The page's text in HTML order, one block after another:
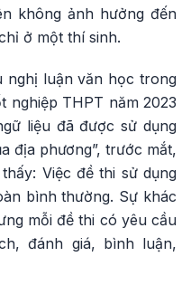
không ảnh hưởng đến
ở một thí sinh.
nghị luận văn học trong
nghiệp THPT năm 2023
liệu đã được sử dụng
địa phương”, trước mắt,
Việc đề thi sử dụng
bình thường. Sự khác
mỗi đề thi có yêu cầu
đánh giá, bình luận,